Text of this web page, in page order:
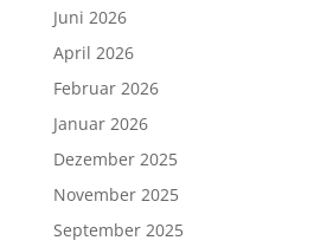
Juni 2026
April 2026
Februar 2026
Januar 2026
Dezember 2025
November 2025
September 2025